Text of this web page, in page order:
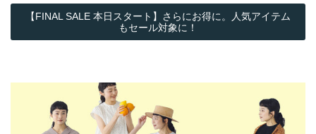
【FINAL SALE 本日スタート】さらにお得に。人気アイテム
もセール対象に！